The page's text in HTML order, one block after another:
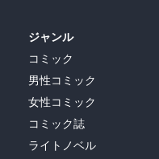
ジャンル
コミック
男性コミック
女性コミック
コミック誌
ライトノベル